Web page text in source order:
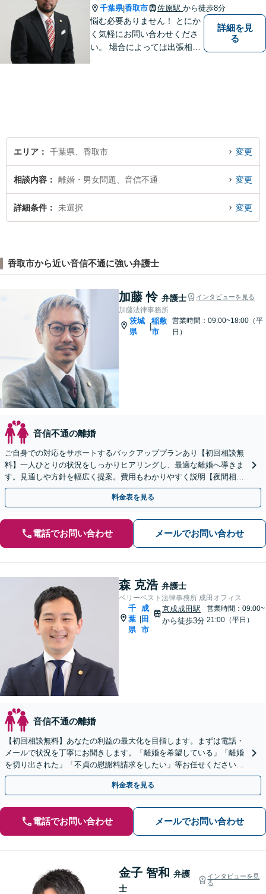
千葉県|香取市 佐原駅 から徒歩8分
悩む必要ありません！ とにか
く気軽にお問い合わせくださ
い。 場合によっては出張相談
詳細を見
る
エリア 千葉県、香取市 変更
相談内容 離婚・男女問題、音信不通 変更
詳細条件 未選択 変更
香取市から近い音信不通に強い弁護士
加藤 怜 弁護士 インタビューを見る
加藤法律事務所
茨城
県
|
稲敷
市
営業時間：09:00~18:00（平
日）
音信不通の離婚
ご自身での対応をサポートするバックアッププランあり【初回相談無
料】一人ひとりの状況をしっかりヒアリングし、最適な離婚へ導きま
す。見通しや方針を幅広く提案。費用もわかりやすく説明【夜間相談
可】完全個室・駐車場あり
料金表を見る
電話でお問い合わせ メールでお問い合わせ
森 克浩 弁護士
ベリーベスト法律事務所 成田オフィス
千
葉
県
成
田
市
京成成田駅
から徒歩3分
営業時間：09:00~
21:00（平日）
音信不通の離婚
【初回相談無料】あなたの利益の最大化を目指します。まずは電話・
メールで状況を丁寧にお聞きします。「離婚を希望している」「離婚
を切り出された」「不貞の慰謝料請求をしたい」等お任せください。
【リーズナブルな料金設定】
料金表を見る
電話でお問い合わせ メールでお問い合わせ
金子 智和 弁護
士
インタビューを見
る